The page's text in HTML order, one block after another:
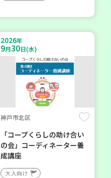
2026年
9月30日(水)
神戸市北区
「コープくらしの助け合い
の会」コーディネーター養
成講座
大人向け